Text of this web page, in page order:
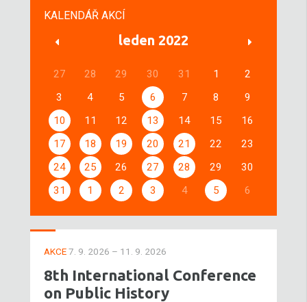
KALENDÁŘ AKCÍ
leden 2022
27 28 29 30 31 1
2
3
4 5 6 7 8
9
10
11 12 13 14 15
16
17
18 19 20 21 22
23
24
25 26 27 28 29
30
31
1 2 3 4 5 6
AKCE7. 9. 2026 – 11. 9. 2026
8th International Conference
on Public History